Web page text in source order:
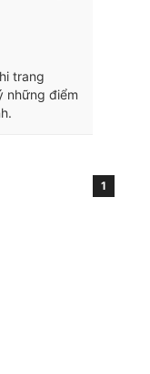
trang
những điểm
1